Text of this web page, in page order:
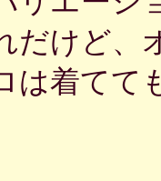
だけど、
は着てて